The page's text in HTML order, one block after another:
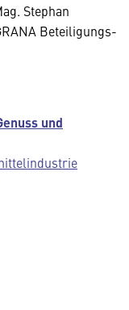
Stephan
Beteiligungs-
und